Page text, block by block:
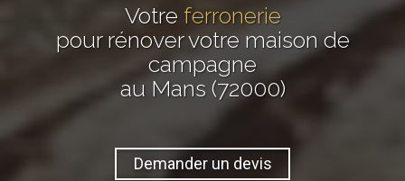
Votre ferronerie
pour rénover votre maison de
campagne
au Mans (72000)
Demander un devis